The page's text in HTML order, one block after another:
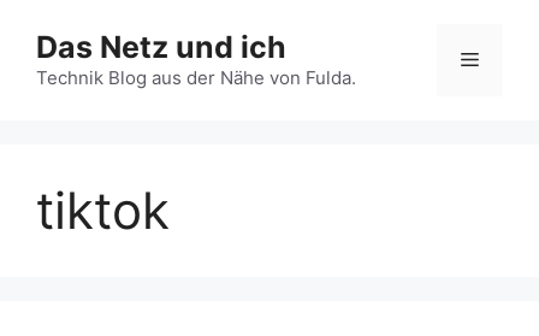
Inhalt
springen
Das Netz und ich
Technik Blog aus der Nähe von Fulda.
Menü
tiktok